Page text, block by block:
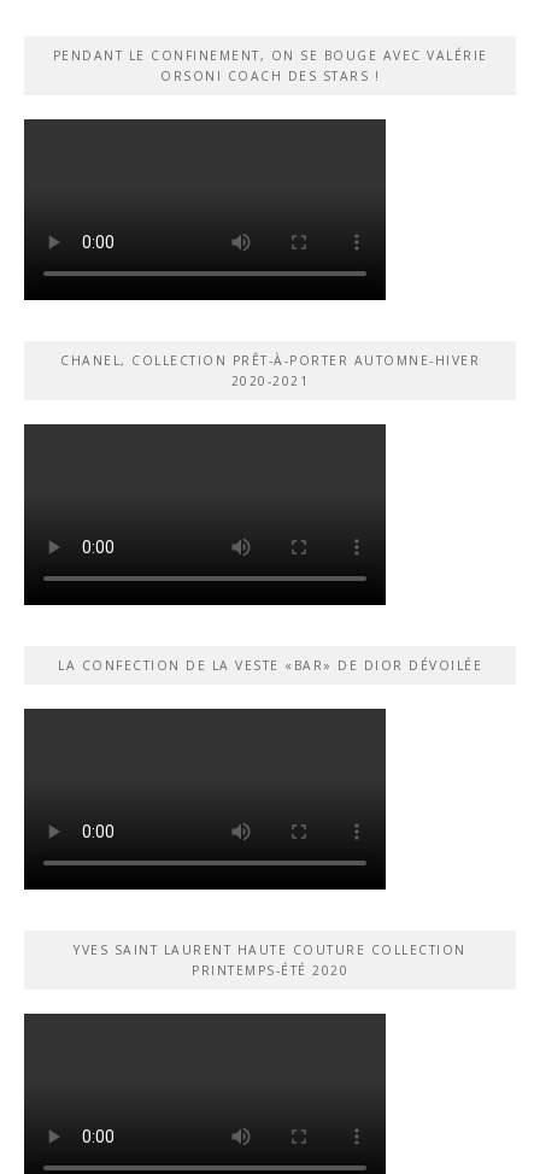
PENDANT LE CONFINEMENT, ON SE BOUGE AVEC VALÉRIE
ORSONI COACH DES STARS !
CHANEL, COLLECTION PRÊT-À-PORTER AUTOMNE-HIVER
2020-2021
LA CONFECTION DE LA VESTE «BAR» DE DIOR DÉVOILÉE
YVES SAINT LAURENT HAUTE COUTURE COLLECTION
PRINTEMPS-ÉTÉ 2020